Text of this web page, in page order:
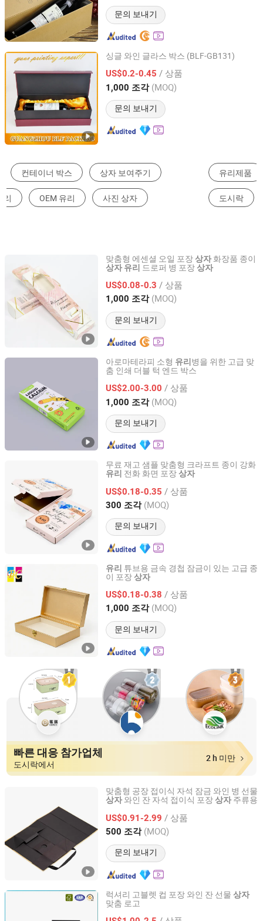
문의 보내기
싱글 와인 글라스 박스 (BLF-GB131)
US$0.2-0.45 / 상품
1,000 조각 (MOQ)
문의 보내기
Guangzhou Blf Packing Co., Ltd.
Guangdong, China 이후 2013
유리제품 수납 & 정리 용품 종이 선물 상자
도시락 전문용 케이스 & 상자 나무 선물 상자
맞춤형 에센셜 오일 포장상자 화장품 종이
상자 유리 드로퍼 병 포장상자
US$0.08-0.3 / 상품
1,000 조각 (MOQ)
문의 보내기
Shenzhen Huaxinmei Printing Co., Ltd.
Guangdong, China 이후 2024
아로마테라피 소형 유리 병을 위한 고급 맞
춤 인쇄 더블 턱 엔드 박스
US$2.00-3.00 / 상품
1,000 조각 (MOQ)
문의 보내기
Guangdong Xinhe Packaging Technology Co., Ltd
Guangdong, China 이후 2026
무료 재고 샘플 맞춤형 크라프트 종이 강화
유리 전화 화면 포장상자
US$0.18-0.35 / 상품
300 조각 (MOQ)
문의 보내기
Shenzhen Tianyi Shengtang Printing Co., Ltd.
Guangdong, China 이후 2024
유리 튜브용 금속 경첩 잠금이 있는 고급 종
이 포장상자
US$0.18-0.38 / 상품
1,000 조각 (MOQ)
문의 보내기
Guangdong Bincai Color Printing Co., Ltd.
Guangdong, China 이후 2026
빠른 대응 참가업체
도시락에서
2 h 미만
맞춤형 공장 접이식 자석 잠금 와인 병 선물
상자 와인 잔 자석 접이식 포장상자 주류용
US$0.91-2.99 / 상품
500 조각 (MOQ)
문의 보내기
Shenzhen First Sail Packaging Design & Production Co.,
Guangdong, China 이후 2019
럭셔리 고블렛 컵 포장 와인 잔 선물 상자
맞춤 로고
Shanghai Hongyun Packaging Co., Ltd.